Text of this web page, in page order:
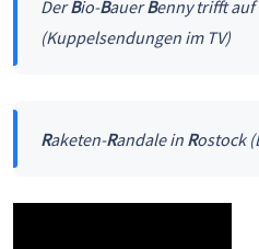
DerBio-BauerBenny trifft auf
(Kuppelsendungen im TV)
Raketen-Randale in Rostock